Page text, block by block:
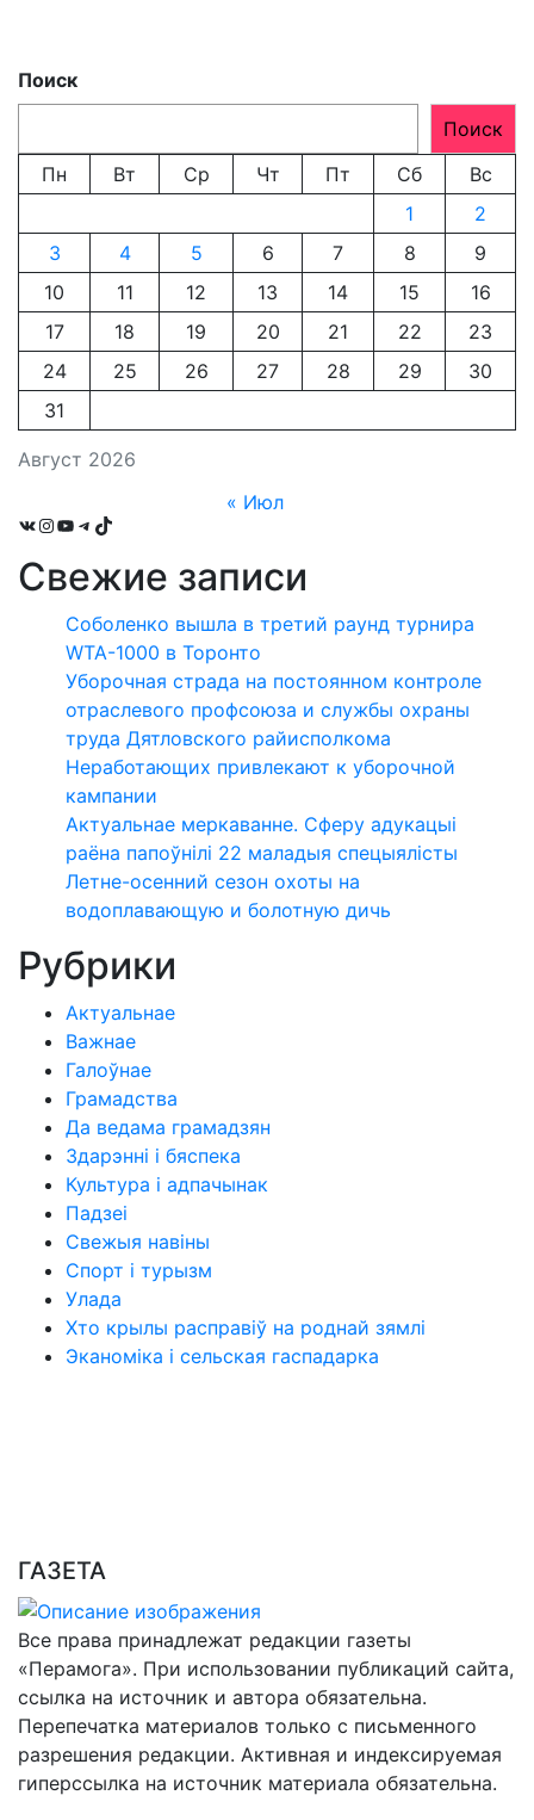
Поиск
Поиск
Август 2026
Пн Вт Ср Чт Пт Сб
Вс
1
2
3
4 5 6 7 8
9
10
11 12 13 14 15
16
17
18 19 20 21 22
23
24
25 26 27 28 29
30
31
« Июл
VKInstagram
YouTube
Telegram
TikTok
Свежие записи
Соболенко вышла в третий раунд турнира
WTA-1000 в Торонто
Уборочная страда на постоянном контроле
отраслевого профсоюза и службы охраны
труда Дятловского райисполкома
Неработающих привлекают к уборочной
кампании
Актуальнае меркаванне. Сферу адукацыі
раёна папоўнілі 22 маладыя спецыялісты
Летне-осенний сезон охоты на
водоплавающую и болотную дичь
Рубрики
Актуальнае
Важнае
Галоўнае
Грамадства
Да ведама грамадзян
Здарэнні і бяспека
Культура і адпачынак
Падзеі
Свежыя навіны
Спорт і турызм
Улада
Хто крылы расправіў на роднай зямлі
Эканоміка і сельская гаспадарка
ГАЗЕТА
Все права принадлежат редакции газеты
«Перамога». При использовании публикаций сайта,
ссылка на источник и автора обязательна.
Перепечатка материалов только с письменного
разрешения редакции. Активная и индексируемая
гиперссылка на источник материала обязательна.